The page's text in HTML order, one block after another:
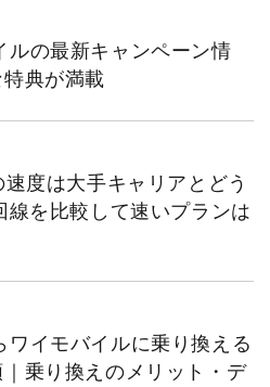
ルの最新キャンペーン情
典が満載
度は大手キャリアとどう
線を比較して速いプランは
ワイモバイルに乗り換える
乗り換えのメリット・デ